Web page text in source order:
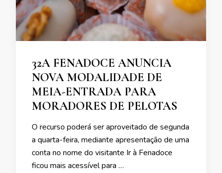
32A FENADOCE ANUNCIA
NOVA MODALIDADE DE
MEIA-ENTRADA PARA
MORADORES DE PELOTAS
O recurso poderá ser aproveitado de segunda
a quarta-feira, mediante apresentação de uma
conta no nome do visitante Ir à Fenadoce
ficou mais acessível para …